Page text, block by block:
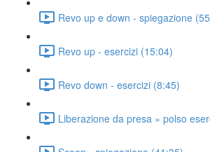
Revo up e down - spiegazione
Revo up - esercizi (15:04)
Revo down - esercizi (8:45)
Liberazione da presa » polso